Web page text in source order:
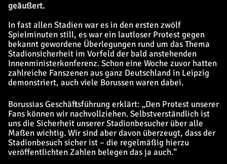
geäußert.
In fast allen Stadien war es in den ersten zwölf
Spielminuten still, es war ein lautloser Protest gegen
bekannt gewordene Überlegungen rund um das Thema
Stadionsicherheit im Vorfeld der bald anstehenden
Innenministerkonferenz. Schon eine Woche zuvor hatten
zahlreiche Fanszenen aus ganz Deutschland in Leipzig
demonstriert, auch viele Borussen waren dabei.
Borussias Geschäftsführung erklärt: „Den Protest unserer
Fans können wir nachvollziehen. Selbstverständlich ist
uns die Sicherheit unserer Stadionbesucher über alle
Maßen wichtig. Wir sind aber davon überzeugt, dass der
Stadionbesuch sicher ist – die regelmäßig hierzu
veröffentlichten Zahlen belegen das ja auch.“